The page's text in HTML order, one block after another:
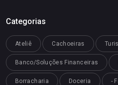
Categorias
Ateliê Cachoeiras
Banco/Soluções Financeiras
Borracharia Doceria -